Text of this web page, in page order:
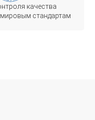
качества
мировым стандартам